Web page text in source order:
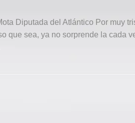
Diputada del Atlántico Por muy
que sea, ya no sorprende la cada